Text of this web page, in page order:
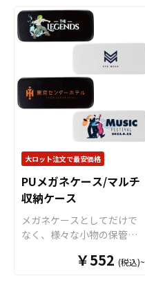
メ、スポーツ、官公庁、同
人グッズなど様々な業界に
人気です。 短納期・小ロッ
トでの対応も可能ですので
ご不明点がありましたらお
気軽にご相談ください。
ナルデザインで制作いたし
ます。 トレイの底面部分に
フルカラーでオリジナルの
デザインを印刷することが
できます。PVCのカラーは全
16色からお選びいただけま
すので、デザインに合わせ
てお選びください。PVC製
で水や汚れに強く、四隅の
スナップボタンを留めるだ
けで簡単に組み立てが完了
しますので、散らかりがち
な小物をスタイリッシュに
整理できるマルチトレイと
大ロット注文で最安価格
PUメガネケース/マルチ
収納ケース
メガネケースとしてだけで
なく、様々な小物の保管に
です。かさ張らず邪魔にな
￥552 (税込)~